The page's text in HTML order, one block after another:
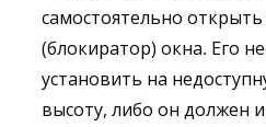
самостоятельно
(блокиратор) окна. Его
установить на
высоту, либо он должен